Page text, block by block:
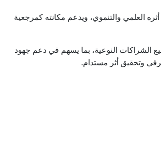
العلمي والتنموي، ويدعم مكانته كمرجعية
الشراكات النوعية، بما يسهم في دعم جهود
وتحقيق أثر مستدام.